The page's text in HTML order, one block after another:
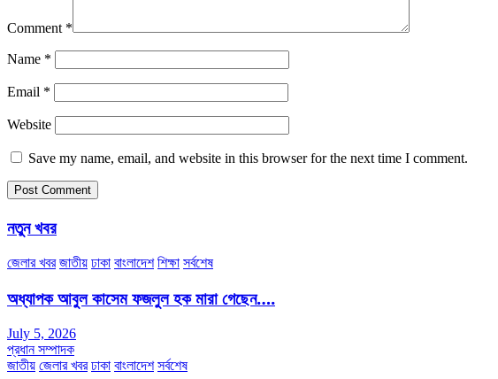
Comment *
Name *
Email *
Website
Save my name, email, and website in this browser for the next time I comment.
নতুন খবর
জেলার খবর জাতীয় ঢাকা বাংলাদেশ শিক্ষা সর্বশেষ
অধ্যাপক আবুল কাসেম ফজলুল হক মারা গেছেন….
July 5, 2026
প্রধান সম্পাদক
জাতীয় জেলার খবর ঢাকা বাংলাদেশ সর্বশেষ